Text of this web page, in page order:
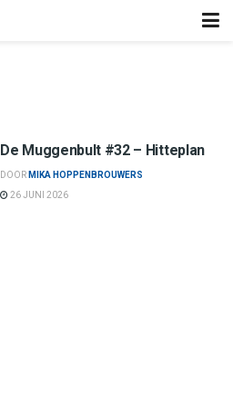
De Muggenbult #32 – Hitteplan
DOOR MIKA HOPPENBROUWERS
26 JUNI 2026